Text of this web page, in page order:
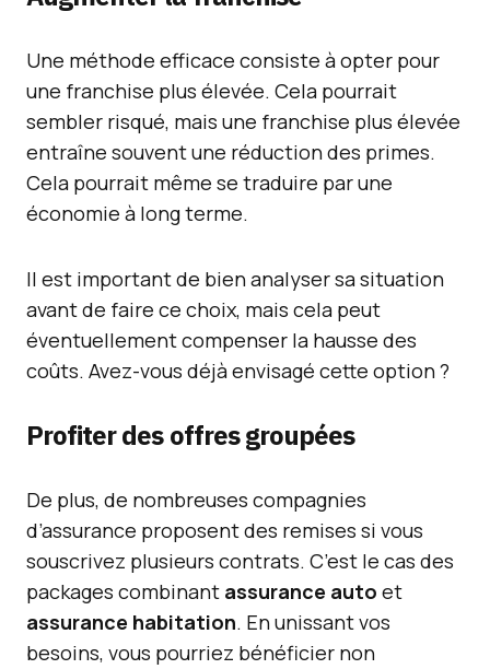
Une méthode efficace consiste à opter pour
une franchise plus élevée. Cela pourrait
sembler risqué, mais une franchise plus élevée
entraîne souvent une réduction des primes.
Cela pourrait même se traduire par une
économie à long terme.
Il est important de bien analyser sa situation
avant de faire ce choix, mais cela peut
éventuellement compenser la hausse des
coûts. Avez-vous déjà envisagé cette option ?
Profiter des offres groupées
De plus, de nombreuses compagnies
d’assurance proposent des remises si vous
souscrivez plusieurs contrats. C’est le cas des
packages combinant assurance auto et
assurance habitation. En unissant vos
besoins, vous pourriez bénéficier non